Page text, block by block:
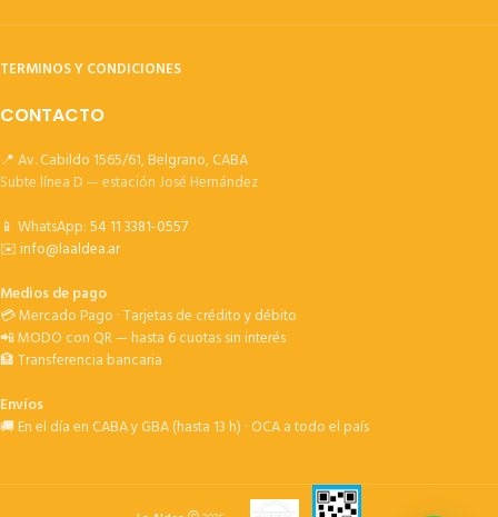
TERMINOS Y CONDICIONES
CONTACTO
📍 Av. Cabildo 1565/61, Belgrano, CABA
Subte línea D — estación José Hernández
📱 WhatsApp:54 11 3381-0557
✉️info@laaldea.ar
Medios de pago
💳 Mercado Pago · Tarjetas de crédito y débito
📲 MODO con QR — hasta 6 cuotas sin interés
🏦 Transferencia bancaria
Envíos
🚚 En el día en CABA y GBA (hasta 13 h) · OCA a todo el país